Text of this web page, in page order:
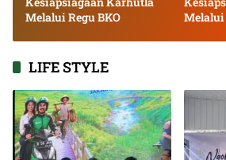
Melalui Regu BKO
Melalui
LIFE STYLE